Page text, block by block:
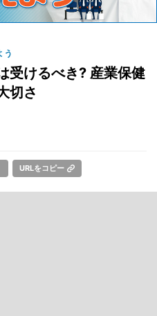
う
受けるべき? 産業保健
切さ
URLをコピー